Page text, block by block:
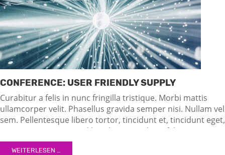
CONFERENCE: USER FRIENDLY SUPPLY
Curabitur a felis in nunc fringilla tristique. Morbi mattis
ullamcorper velit. Phasellus gravida semper nisi. Nullam vel
sem. Pellentesque libero tortor, tincidunt et, tincidunt eget,
semper nec, quam. Sed hendrerit. Morbi ac felis. Nunc
egestas, augue at pellentesque laoreet.
WEITERLESEN …